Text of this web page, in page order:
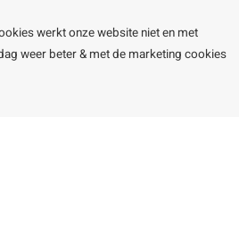
Openingstijden & contact
werkt onze website niet en met
weer beter & met de marketing cookies